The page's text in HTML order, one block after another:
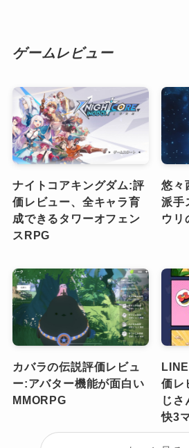
ゲームレビュー
ナイトコアキングダム:評
価レビュー、全キャラ育
成できるタワーオフェン
スRPG
悠々
派手
ウリ
カバラの伝説評価レビュ
ー:アバター機能が面白い
MMORPG
価レ
じさ
快3